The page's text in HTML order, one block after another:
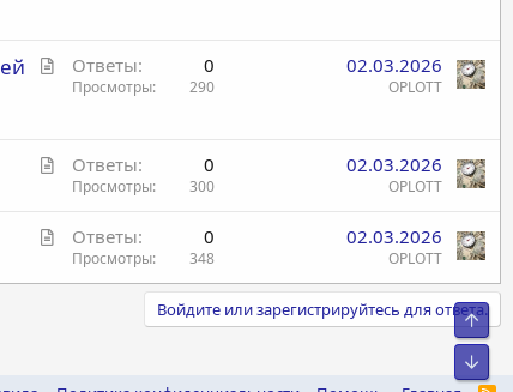
ьС
ь
Ответы 0
Просмотры 290
02.03.2026
OPLOTT
С
т
я
Ответы 0
Просмотры 300
02.03.2026
OPLOTT
С
а
Ответы 0
Просмотры 348
02.03.2026
OPLOTT
Войдите или зарегистрируйтесь для ответа.